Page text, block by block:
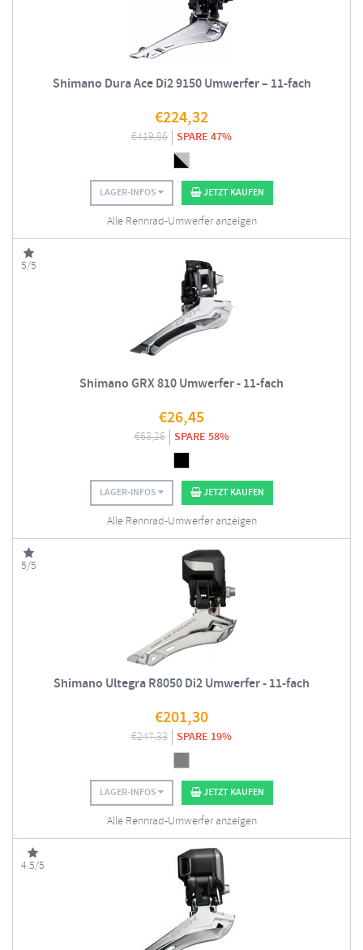
Shimano Dura Ace Di2 9150 Umwerfer – 11-fach
€224,32
€419,86 SPARE 47%
LAGER-INFOS JETZT KAUFEN
Alle Rennrad-Umwerfer anzeigen
5/5
Shimano GRX 810 Umwerfer - 11-fach
€26,45
€63,26 SPARE 58%
LAGER-INFOS JETZT KAUFEN
Alle Rennrad-Umwerfer anzeigen
5/5
Shimano Ultegra R8050 Di2 Umwerfer - 11-fach
€201,30
€247,33 SPARE 19%
LAGER-INFOS JETZT KAUFEN
Alle Rennrad-Umwerfer anzeigen
4.5/5